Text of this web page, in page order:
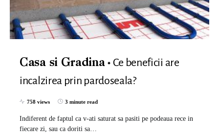
Casa si Gradina
Ce beneficii are
incalzirea prin pardoseala?
758 views 3 minute read
Indiferent de faptul ca v-ati saturat sa pasiti pe podeaua rece in
fiecare zi, sau ca doriti sa…